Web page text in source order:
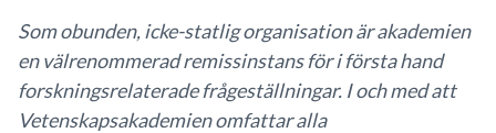
Som obunden, icke-statlig organisation är akademien
en välrenommerad remissinstans för i första hand
forskningsrelaterade frågeställningar. I och med att
Vetenskapsakademien omfattar alla